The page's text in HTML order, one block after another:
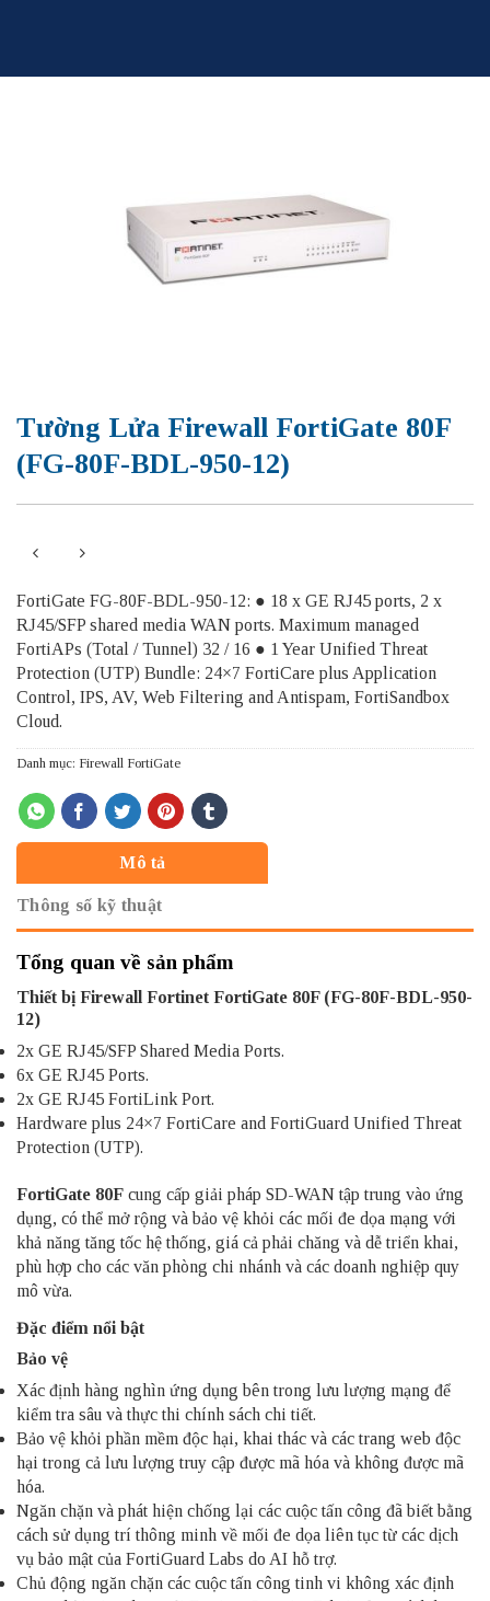
Tường Lửa Firewall FortiGate 80F
(FG-80F-BDL-950-12)
FortiGate FG-80F-BDL-950-12: ● 18 x GE RJ45 ports, 2 x
RJ45/SFP shared media WAN ports. Maximum managed
FortiAPs (Total / Tunnel) 32 / 16 ● 1 Year Unified Threat
Protection (UTP) Bundle: 24×7 FortiCare plus Application
Control, IPS, AV, Web Filtering and Antispam, FortiSandbox
Cloud.
Danh mục: Firewall FortiGate
Mô tả
Thông số kỹ thuật
Tổng quan về sản phẩm
Thiết bị Firewall Fortinet FortiGate 80F (FG-80F-BDL-950-
12)
2x GE RJ45/SFP Shared Media Ports.
6x GE RJ45 Ports.
2x GE RJ45 FortiLink Port.
Hardware plus 24×7 FortiCare and FortiGuard Unified Threat
Protection (UTP).
FortiGate 80F cung cấp giải pháp SD-WAN tập trung vào ứng
dụng, có thể mở rộng và bảo vệ khỏi các mối đe dọa mạng với
khả năng tăng tốc hệ thống, giá cả phải chăng và dễ triển khai,
phù hợp cho các văn phòng chi nhánh và các doanh nghiệp quy
mô vừa.
Đặc điểm nổi bật
Bảo vệ
Xác định hàng nghìn ứng dụng bên trong lưu lượng mạng để
kiểm tra sâu và thực thi chính sách chi tiết.
Bảo vệ khỏi phần mềm độc hại, khai thác và các trang web độc
hại trong cả lưu lượng truy cập được mã hóa và không được mã
hóa.
Ngăn chặn và phát hiện chống lại các cuộc tấn công đã biết bằng
cách sử dụng trí thông minh về mối đe dọa liên tục từ các dịch
vụ bảo mật của FortiGuard Labs do AI hỗ trợ.
Chủ động ngăn chặn các cuộc tấn công tinh vi không xác định